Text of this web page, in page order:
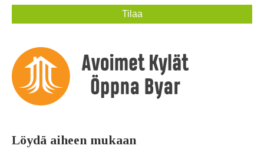
Löydä aiheen mukaan